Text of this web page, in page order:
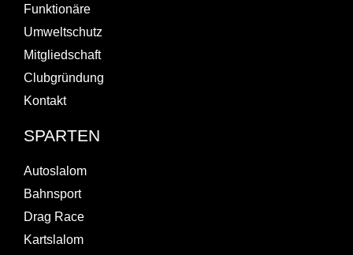
Funktionäre
Umweltschutz
Mitgliedschaft
Clubgründung
Kontakt
SPARTEN
Autoslalom
Bahnsport
Drag Race
Kartslalom